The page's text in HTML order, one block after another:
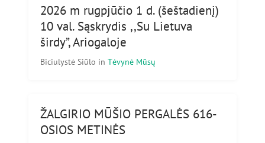
2026 m rugpjūčio 1 d. (šeštadienį)
10 val. Sąskrydis ,,Su Lietuva
širdy”, Ariogaloje
Biciulystė Siūlo in Tėvynė Mūsų
ŽALGIRIO MŪŠIO PERGALĖS 616-
OSIOS METINĖS